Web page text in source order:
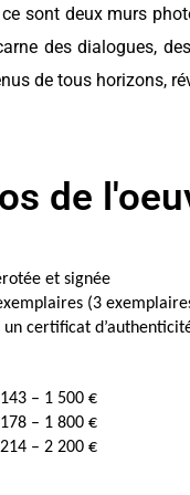
sont deux murs
des dialogues,
de tous horizons,
de
et signée
(3
un certificat
– 1 500 €
– 1 800 €
– 2 200 €